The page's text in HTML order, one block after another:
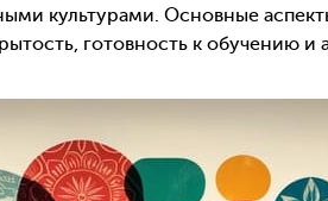
культурами. Основные
готовность к обучению и